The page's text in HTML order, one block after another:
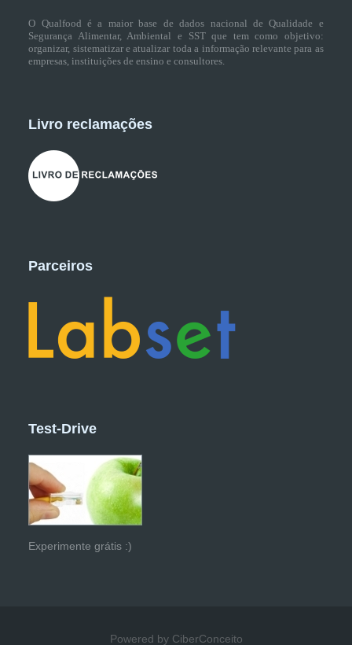
O Qualfood é a maior base de dados nacional de Qualidade e
Segurança Alimentar, Ambiental e SST que tem como objetivo:
organizar, sistematizar e atualizar toda a informação relevante para as
empresas, instituições de ensino e consultores.
Livro reclamações
Parceiros
Test-Drive
Experimente grátis :)
Powered by CiberConceito